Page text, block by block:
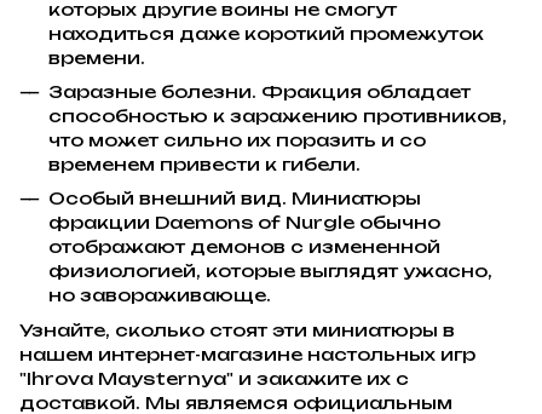
которых другие воины не смогут
находиться даже короткий промежуток
времени.
Заразные болезни. Фракция обладает
способностью к заражению противников,
что может сильно их поразить и со
временем привести к гибели.
Особый внешний вид. Миниатюры
фракции Daemons of Nurgle обычно
отображают демонов с измененной
физиологией, которые выглядят ужасно,
но завораживающе.
Узнайте, сколько стоят эти миниатюры в
нашем интернет-магазине настольных игр
"Ihrova Maysternya" и закажите их с
доставкой. Мы являемся официальным